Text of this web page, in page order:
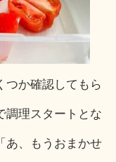
つか確認してもら
調理スタートとな
あ、もうおまかせ